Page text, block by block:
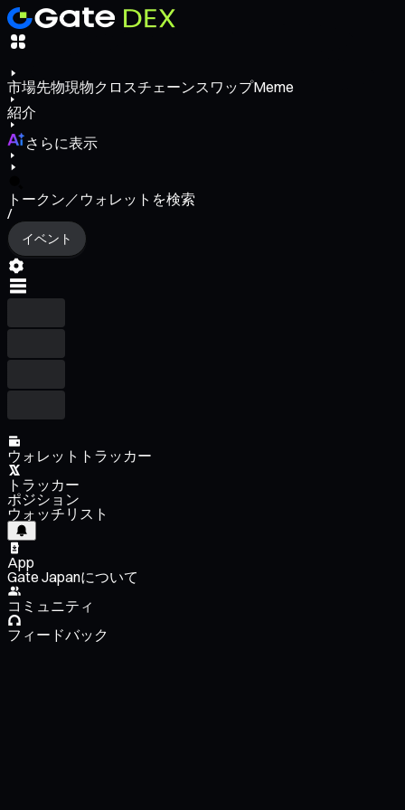
市場先物現物クロスチェーンスワップMeme
紹介
さらに表示
トークン／ウォレットを検索
/
イベント
ウォレットトラッカー
トラッカー
ポジション
ウォッチリスト
App
Gate Japanについて
コミュニティ
フィードバック